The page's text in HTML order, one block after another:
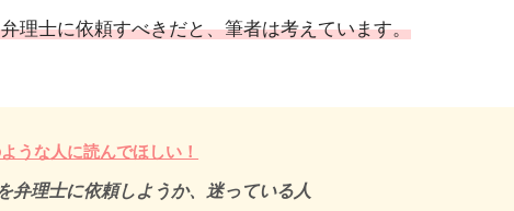
理士に依頼すべきだと、筆者は考えています。
うな人に読んでほしい！
弁理士に依頼しようか、迷っている人